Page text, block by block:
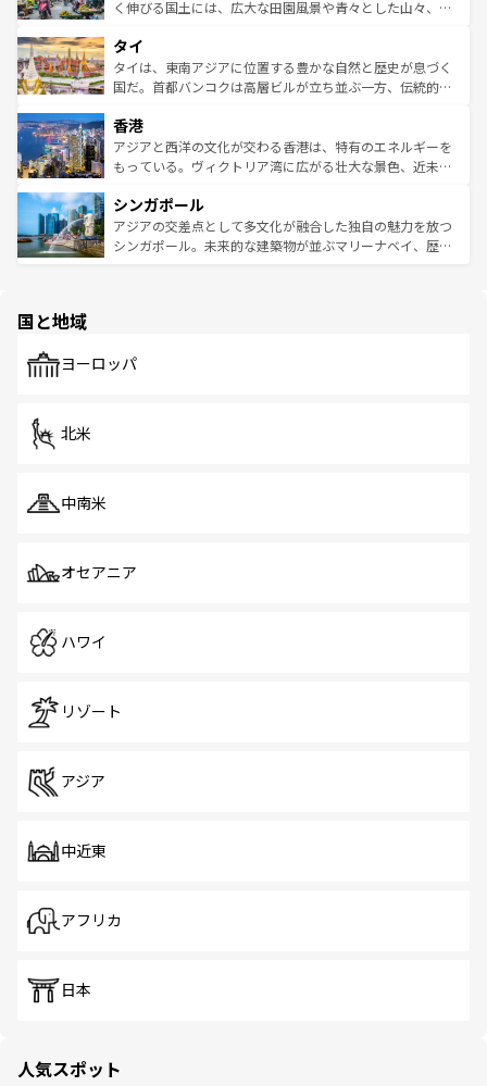
照してほしい。
まで、さまざまな韓国料理が待っている。夜には、韓国な
リティに包まれながら、韓国の多彩な魅力を心ゆくまで味
わってみてほしい。 なお、新着の韓国情報はコンテンツ一
覧を参照してほしい。
く伸びる国土には、広大な田園風景や青々とした山々、世
急速な発展と共に伝統が息づく。ハノイの古い町並みやホ
ーチミン市のフランス統治時代の建物も、独特の雰囲気を
醸し出している。また、バラエティの豊かさとおいしさで
とつ。フォーやバインミー、ベトナムコーヒーなどは、ぜ
ひ現地で味わいたい。どの地域を訪れてもあたたかい人々
が旅行者を迎えてくれるので、きっと忘れられない旅にな
参照してほしい。
タイ
タイは、東南アジアに位置する豊かな自然と歴史が息づく
国だ。首都バンコクは高層ビルが立ち並ぶ一方、伝統的な
の活気が交差している。北部ではチェンマイなどの山岳地
帯で自然と触れ合い、南部ではプーケットやクラビの美し
いビーチでリゾート気分を楽しむことができる。タイ料理
激する。気候は一年中温暖で、どの季節にも異なる楽しみ
が待っている。親しみやすいタイの人々、仏教を中心とし
た文化、そして多様な観光資源が、訪れる旅人を魅了し続
香港
アジアと西洋の文化が交わる香港は、特有のエネルギーを
もっている。ヴィクトリア湾に広がる壮大な景色、近未来
み、どこを訪れても感動するはず。観光スポットが密集し
ており、効率よく見どころを回れるのも魅力。息をのむよ
うな絶景から文化的な体験まで、香港を存分に楽しみ尽く
シンガポール
アジアの交差点として多文化が融合した独自の魅力を放つ
シンガポール。未来的な建築物が並ぶマリーナベイ、歴史
で、ホーカーズは地元の風情を楽しめる外せないスポット
国と地域
ヨーロッパ
北米
中南米
オセアニア
ハワイ
リゾート
アジア
中近東
アフリカ
日本
人気スポット